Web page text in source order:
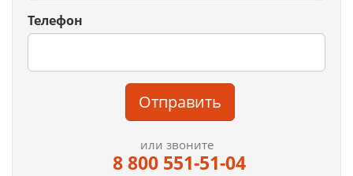
Телефон
Отправить
или звоните
8 800 551-51-04